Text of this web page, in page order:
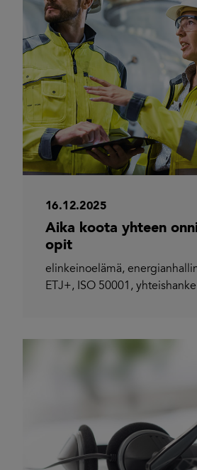
16.12.2025
Aika koota yhteen
opit
elinkeinoelämä,
ETJ+, ISO 50001 , yhteishanke